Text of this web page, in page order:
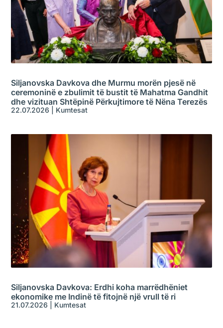
Siljanovska Davkova dhe Murmu morën pjesë në
ceremoninë e zbulimit të bustit të Mahatma Gandhit
dhe vizituan Shtëpinë Përkujtimore të Nëna Terezës
22.07.2026 Kumtesat
Siljanovska Davkova: Erdhi koha marrëdhëniet
ekonomike me Indinë të fitojnë një vrull të ri
21.07.2026 Kumtesat